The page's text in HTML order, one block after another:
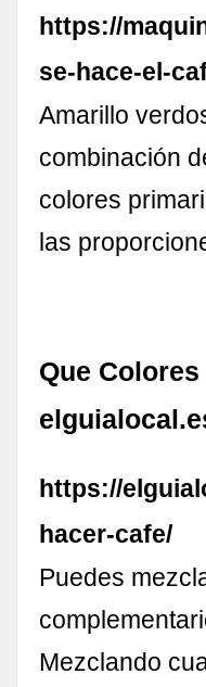
https://
se-hace-el-
Amarillo
combinación
colores
las
Que
https://
hacer-cafe/
Puedes
Mezclando